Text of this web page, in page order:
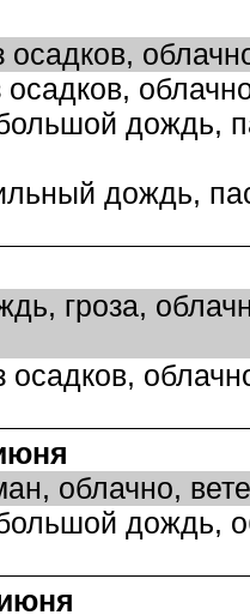
дождь,
дождь,
гроза,
облачно,
дождь,